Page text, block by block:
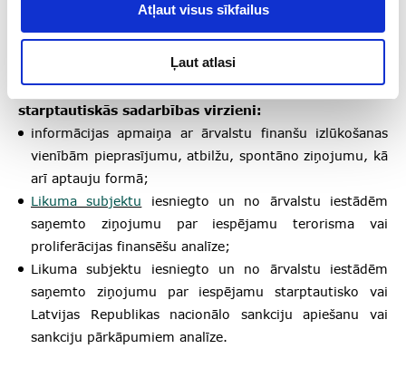
Atļaut visus sīkfailus
Ļaut atlasi
sadarbību iespējams atteikt, kā arī citus
praktiskus sadarbības aspektus.
Galvenie Finanšu izlūkošanas dienesta
starptautiskās sadarbības virzieni:
informācijas apmaiņa ar ārvalstu finanšu izlūkošanas
vienībām pieprasījumu, atbilžu, spontāno ziņojumu, kā
arī aptauju formā;
Likuma subjektu iesniegto un no ārvalstu iestādēm
saņemto ziņojumu par iespējamu terorisma vai
proliferācijas finansēšu analīze;
Likuma subjektu iesniegto un no ārvalstu iestādēm
saņemto ziņojumu par iespējamu starptautisko vai
Latvijas Republikas nacionālo sankciju apiešanu vai
sankciju pārkāpumiem analīze.